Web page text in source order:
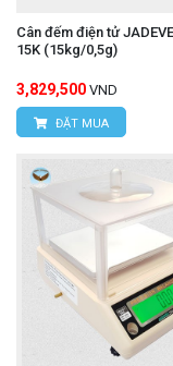
Cân đếm điện tử
15K (15kg/0,5g)
3,829,500 VND
ĐẶT MUA